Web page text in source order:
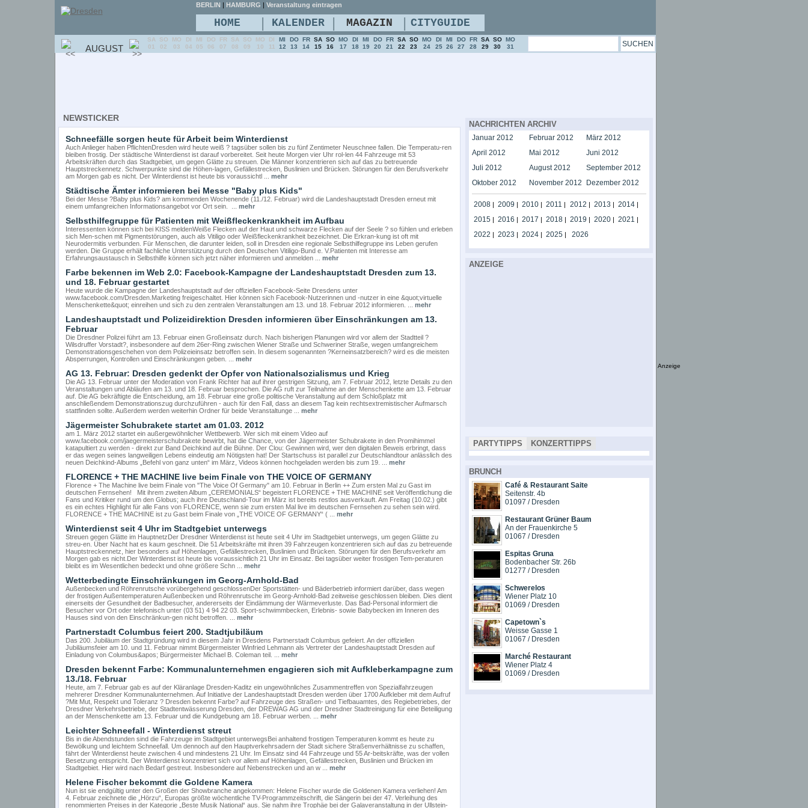
NEWSTICKER
Schneefälle sorgen heute für Arbeit beim Winterdienst
Auch Anlieger haben PflichtenDresden wird heute weiß ? tagsüber sollen bis zu fünf Zentimeter Neuschnee fallen. Die Temperatu-ren
bleiben frostig. Der städtische Winterdienst ist darauf vorbereitet. Seit heute Morgen vier Uhr rol-len 44 Fahrzeuge mit 53
Arbeitskräften durch das Stadtgebiet, um gegen Glätte zu streuen. Die Männer konzentrieren sich auf das zu betreuende
Hauptstreckennetz. Schwerpunkte sind die Höhen-lagen, Gefällestrecken, Buslinien und Brücken. Störungen für den Berufsverkehr
am Morgen gab es nicht. Der Winterdienst ist heute bis voraussichtl ... mehr
Städtische Ämter informieren bei Messe "Baby plus Kids"
Bei der Messe ?Baby plus Kids? am kommenden Wochenende (11./12. Februar) wird die Landeshauptstadt Dresden erneut mit
einem umfangreichen Informationsangebot vor Ort sein. ... mehr
Selbsthilfegruppe für Patienten mit Weißfleckenkrankheit im Aufbau
Interessenten können sich bei KISS meldenWeiße Flecken auf der Haut und schwarze Flecken auf der Seele ? so fühlen und erleben
sich Men-schen mit Pigmentstörungen, auch als Vitiligo oder Weißfleckenkrankheit bezeichnet. Die Erkran-kung ist oft mit
Neurodermitis verbunden. Für Menschen, die darunter leiden, soll in Dresden eine regionale Selbsthilfegruppe ins Leben gerufen
werden. Die Gruppe erhält fachliche Unterstützung durch den Deutschen Vitiligo-Bund e. V.Patienten mit Interesse am
Erfahrungsaustausch in Selbsthilfe können sich jetzt näher informieren und anmelden ... mehr
Farbe bekennen im Web 2.0: Facebook-Kampagne der Landeshauptstadt Dresden zum 13.
und 18. Februar gestartet
Heute wurde die Kampagne der Landeshauptstadt auf der offiziellen Facebook-Seite Dresdens unter
www.facebook.com/Dresden.Marketing freigeschaltet. Hier können sich Facebook-Nutzerinnen und -nutzer in eine &quot;virtuelle
Menschenkette&quot; einreihen und sich zu den zentralen Veranstaltungen am 13. und 18. Februar 2012 informieren. ... mehr
Landeshauptstadt und Polizeidirektion Dresden informieren über Einschränkungen am 13.
Februar
Die Dresdner Polizei führt am 13. Februar einen Großeinsatz durch. Nach bisherigen Planungen wird vor allem der Stadtteil ?
Wilsdruffer Vorstadt?, insbesondere auf dem 26er-Ring zwischen Wiener Straße und Schweriner Straße, wegen umfangreichem
Demonstrationsgeschehen von dem Polizeieinsatz betroffen sein. In diesem sogenannten ?Kerneinsatzbereich? wird es die meisten
Absperrungen, Kontrollen und Einschränkungen geben. ... mehr
AG 13. Februar: Dresden gedenkt der Opfer von Nationalsozialismus und Krieg
Die AG 13. Februar unter der Moderation von Frank Richter hat auf ihrer gestrigen Sitzung, am 7. Februar 2012, letzte Details zu den
Veranstaltungen und Abläufen am 13. und 18. Februar besprochen. Die AG ruft zur Teilnahme an der Menschenkette am 13. Februar
auf. Die AG bekräftigte die Entscheidung, am 18. Februar eine große politische Veranstaltung auf dem Schloßplatz mit
anschließendem Demonstrationszug durchzuführen - auch für den Fall, dass an diesem Tag kein rechtsextremistischer Aufmarsch
stattfinden sollte. Außerdem werden weiterhin Ordner für beide Veranstaltunge ... mehr
Jägermeister Schubrakete startet am 01.03. 2012
am 1. März 2012 startet ein außergewöhnlicher Wettbewerb. Wer sich mit einem Video auf
www.facebook.com/jaegermeisterschubrakete bewirbt, hat die Chance, von der Jägermeister Schubrakete in den Promihimmel
katapultiert zu werden - direkt zur Band Deichkind auf die Bühne. Der Clou: Gewinnen wird, wer den digitalen Beweis erbringt, dass
er das wegen seines langweiligen Lebens eindeutig am Nötigsten hat! Der Startschuss ist parallel zur Deutschlandtour anlässlich des
neuen Deichkind-Albums „Befehl von ganz unten“ im März, Videos können hochgeladen werden bis zum 19. ... mehr
FLORENCE + THE MACHINE live beim Finale von THE VOICE OF GERMANY
Florence + The Machine live beim Finale von "The Voice Of Germany" am 10. Februar in Berlin ++ Zum ersten Mal zu Gast im
deutschen Fernsehen! Mit ihrem zweiten Album „CEREMONIALS“ begeistert FLORENCE + THE MACHINE seit Veröffentlichung die
Fans und Kritiker rund um den Globus; auch ihre Deutschland-Tour im März ist bereits restlos ausverkauft. Am Freitag (10.02.) gibt
es ein echtes Highlight für alle Fans von FLORENCE, wenn sie zum ersten Mal live im deutschen Fernsehen zu sehen sein wird.
FLORENCE + THE MACHINE ist zu Gast beim Finale von „THE VOICE OF GERMANY“ ( ... mehr
Winterdienst seit 4 Uhr im Stadtgebiet unterwegs
Streuen gegen Glätte im HauptnetzDer Dresdner Winterdienst ist heute seit 4 Uhr im Stadtgebiet unterwegs, um gegen Glätte zu
streu-en. Über Nacht hat es kaum geschneit. Die 51 Arbeitskräfte mit ihren 39 Fahrzeugen konzentrieren sich auf das zu betreuende
Hauptstreckennetz, hier besonders auf Höhenlagen, Gefällestrecken, Buslinien und Brücken. Störungen für den Berufsverkehr am
Morgen gab es nicht.Der Winterdienst ist heute bis voraussichtlich 21 Uhr im Einsatz. Bei tagsüber weiter frostigen Tem-peraturen
bleibt es im Wesentlichen bedeckt und ohne größere Schn ... mehr
Wetterbedingte Einschränkungen im Georg-Arnhold-Bad
Außenbecken und Röhrenrutsche vorübergehend geschlossenDer Sportstätten- und Bäderbetrieb informiert darüber, dass wegen
der frostigen Außentemperaturen Außenbecken und Röhrenrutsche im Georg-Arnhold-Bad zeitweise geschlossen bleiben. Dies dient
einerseits der Gesundheit der Badbesucher, andererseits der Eindämmung der Wärmeverluste. Das Bad-Personal informiert die
Besucher vor Ort oder telefonisch unter (03 51) 4 94 22 03. Sport-schwimmbecken, Erlebnis- sowie Babybecken im Inneren des
Hauses sind von den Einschränkun-gen nicht betroffen. ... mehr
Partnerstadt Columbus feiert 200. Stadtjubiläum
Das 200. Jubiläum der Stadtgründung wird in diesem Jahr in Dresdens Partnerstadt Columbus gefeiert. An der offiziellen
Jubiläumsfeier am 10. und 11. Februar nimmt Bürgermeister Winfried Lehmann als Vertreter der Landeshauptstadt Dresden auf
Einladung von Columbus&apos; Bürgermeister Michael B. Coleman teil. ... mehr
Dresden bekennt Farbe: Kommunalunternehmen engagieren sich mit Aufkleberkampagne zum
13./18. Februar
Heute, am 7. Februar gab es auf der Kläranlage Dresden-Kaditz ein ungewöhnliches Zusammentreffen von Spezialfahrzeugen
mehrerer Dresdner Kommunalunternehmen. Auf Initiative der Landeshauptstadt Dresden werden über 1700 Aufkleber mit dem Aufruf
?Mit Mut, Respekt und Toleranz ? Dresden bekennt Farbe? auf Fahrzeuge des Straßen- und Tiefbauamtes, des Regiebetriebes, der
Dresdner Verkehrsbetriebe, der Stadtentwässerung Dresden, der DREWAG AG und der Dresdner Stadtreinigung für eine Beteiligung
an der Menschenkette am 13. Februar und die Kundgebung am 18. Februar werben. ... mehr
Leichter Schneefall - Winterdienst streut
Bis in die Abendstunden sind die Fahrzeuge im Stadtgebiet unterwegsBei anhaltend frostigen Temperaturen kommt es heute zu
Bewölkung und leichtem Schneefall. Um dennoch auf den Hauptverkehrsadern der Stadt sichere Straßenverhältnisse zu schaffen,
fährt der Winterdienst heute zwischen 4 und mindestens 21 Uhr. Im Einsatz sind 44 Fahrzeuge und 55 Ar-beitskräfte, was der vollen
Besetzung entspricht. Der Winterdienst konzentriert sich vor allem auf Höhenlagen, Gefällestrecken, Buslinien und Brücken im
Stadtgebiet. Hier wird nach Bedarf gestreut. Insbesondere auf Nebenstrecken und an w ... mehr
Helene Fischer bekommt die Goldene Kamera
Nun ist sie endgültig unter den Großen der Showbranche angekommen: Helene Fischer wurde die Goldenen Kamera verliehen! Am
4. Februar zeichnete die „Hörzu“, Europas größte wöchentliche TV-Programmzeitschrift, die Sängerin bei der 47. Verleihung des
renommierten Preises in der Kategorie „Beste Musik National“ aus. Sie nahm ihre Trophäe bei der Galaveranstaltung in der Ullstein-
NACHRICHTEN ARCHIV
Januar 2012 Februar 2012
März 2012
April 2012
Mai 2012
Juni 2012
Juli 2012
August 2012
September 2012
Oktober 2012
November 2012 Dezember 2012
2008| 2009 | 2010| 2011 | 2012 | 2013 | 2014|
2015| 2016 | 2017 | 2018| 2019 | 2020| 2021 |
2022 | 2023 | 2024| 2025| 2026
ANZEIGE
PARTYTIPPS KONZERTTIPPS
BRUNCH
Café & Restaurant Saite
Seitenstr. 4b
01097 / Dresden
Restaurant Grüner Baum
An der Frauenkirche 5
01067 / Dresden
Espitas Gruna
Bodenbacher Str. 26b
01277 / Dresden
Schwerelos
Wiener Platz 10
01069 / Dresden
Capetown`s
Weisse Gasse 1
01067 / Dresden
Marché Restaurant
Wiener Platz 4
01069 / Dresden
BERLIN | HAMBURG | Veranstaltung eintragen
HOME | KALENDER | MAGAZIN | CITYGUIDE
AUGUST
SA
01
SO
02
MO
03
DI
04
MI
05
DO
06
FR
07
SA
08
SO
09
MO
10
DI
11
MI
12
DO
13
FR
14
SA
15
SO
16
MO
17
DI
18
MI
19
DO
20
FR
21
SA
22
SO
23
MO
24
DI
25
MI
26
DO
27
FR
28
SA
29
SO
30
MO
31
Anzeige